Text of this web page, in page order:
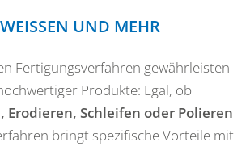
UND MEHR
Fertigungsverfahren gewährleisten
Produkte: Egal, ob
Erodieren, Schleifen oder Polieren
bringt spezifische Vorteile mit